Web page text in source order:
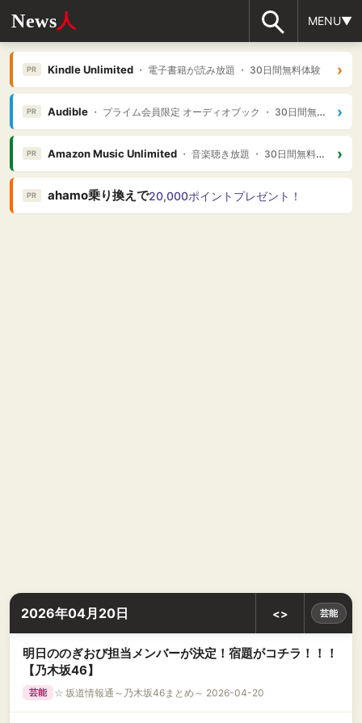
News人 MENU▼
PR Kindle Unlimited・ 電子書籍が読み放題 ・ 30日間無料体験 ›
PR Audible・ プライム会員限定 オーディオブック ・ 30日間無料体験 ›
PR Amazon Music Unlimited・ 音楽聴き放題 ・ 30日間無料体験 ›
PR ahamo乗り換えで20,000ポイントプレゼント！
2026年04月20日 <> 芸能
明日ののぎおび担当メンバーが決定！宿題がコチラ！！！
【乃木坂46】
芸能 ☆ 坂道情報通～乃木坂46まとめ～ 2026-04-20